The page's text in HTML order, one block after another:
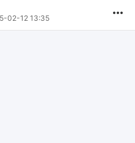
02-12 13:35